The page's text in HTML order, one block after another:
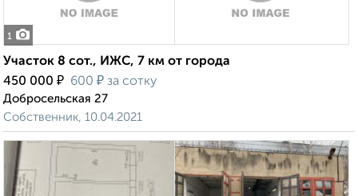
1
Участок 8 сот., ИЖС, 7 км от города
450 000 ₽ 600 ₽ за сотку
Добросельская 27
Собственник, 10.04.2021